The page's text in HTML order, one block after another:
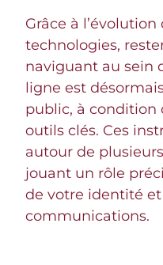
Grâce à
technologies,
naviguant au sein
ligne est
public, à condition
outils clés. Ces
autour de
jouant un rôle
de votre identité
communications.